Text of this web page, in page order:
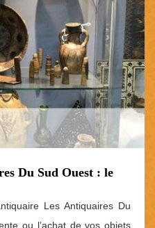
Du Sud Ouest : le
Les Antiquaires Du
ou l’achat de vos objets